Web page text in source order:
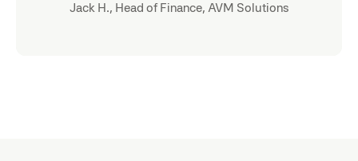
Jack H., Head of Finance, AVM Solutions